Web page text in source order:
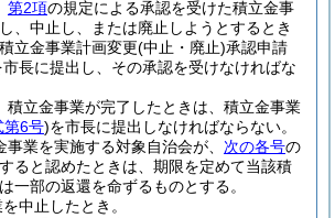
第2項の規定による承認を受けた積立金事
、中止し、または廃止しようとするとき
立金事業計画変更(中止・廃止)承認申請
市長に提出し、その承認を受けなければな
積立金事業が完了したときは、積立金事業
第6号)を市長に提出しなければならない。
業を実施する対象自治会が、 次の各号の
ると認めたときは、期限を定めて当該積
一部の返還を命ずるものとする。
中止したとき。